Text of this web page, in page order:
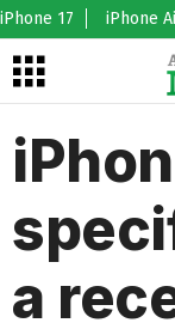
iPhone 17 iPhone
a